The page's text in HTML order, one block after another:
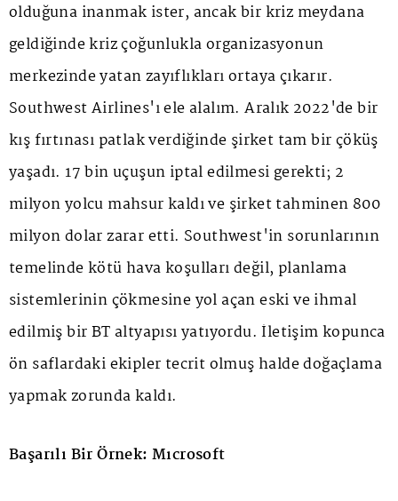
olduğuna inanmak ister, ancak bir kriz meydana
geldiğinde kriz çoğunlukla organizasyonun
merkezinde yatan zayıflıkları ortaya çıkarır.
Southwest Airlines'ı ele alalım. Aralık 2022'de bir
kış fırtınası patlak verdiğinde şirket tam bir çöküş
yaşadı. 17 bin uçuşun iptal edilmesi gerekti; 2
milyon yolcu mahsur kaldı ve şirket tahminen 800
milyon dolar zarar etti. Southwest'in sorunlarının
temelinde kötü hava koşulları değil, planlama
sistemlerinin çökmesine yol açan eski ve ihmal
edilmiş bir BT altyapısı yatıyordu. İletişim kopunca
ön saflardaki ekipler tecrit olmuş halde doğaçlama
yapmak zorunda kaldı.
Başarılı Bir Örnek: Mıcrosoft